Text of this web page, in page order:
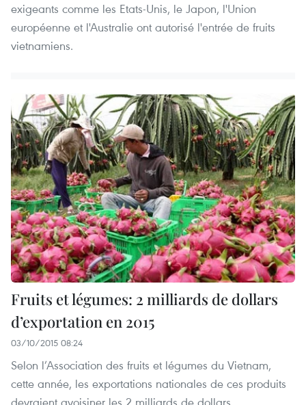
exigeants comme les Etats-Unis, le Japon, l'Union
européenne et l'Australie ont autorisé l'entrée de fruits
vietnamiens.
Fruits et légumes: 2 milliards de dollars
d’exportation en 2015
03/10/2015 08:24
Selon l’Association des fruits et légumes du Vietnam,
cette année, les exportations nationales de ces produits